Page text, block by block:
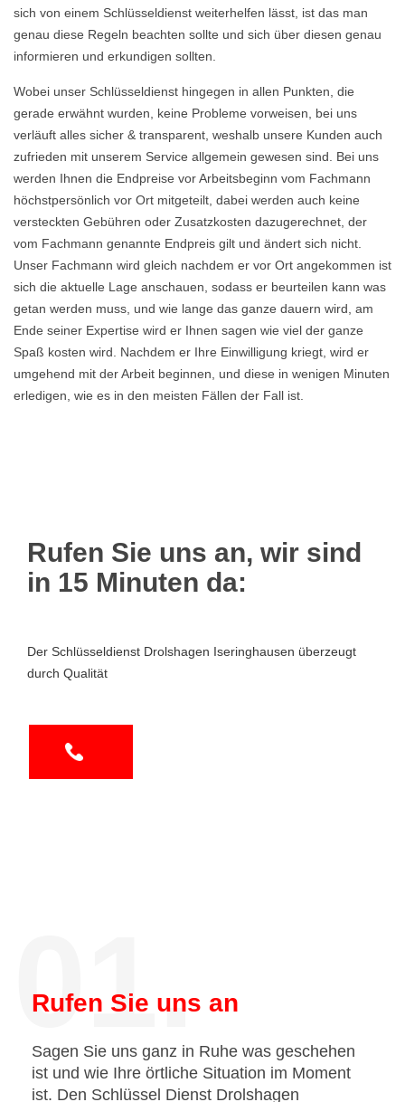
sich von einem Schlüsseldienst weiterhelfen lässt, ist das man
genau diese Regeln beachten sollte und sich über diesen genau
informieren und erkundigen sollten.
Wobei unser Schlüsseldienst hingegen in allen Punkten, die
gerade erwähnt wurden, keine Probleme vorweisen, bei uns
verläuft alles sicher & transparent, weshalb unsere Kunden auch
zufrieden mit unserem Service allgemein gewesen sind. Bei uns
werden Ihnen die Endpreise vor Arbeitsbeginn vom Fachmann
höchstpersönlich vor Ort mitgeteilt, dabei werden auch keine
versteckten Gebühren oder Zusatzkosten dazugerechnet, der
vom Fachmann genannte Endpreis gilt und ändert sich nicht.
Unser Fachmann wird gleich nachdem er vor Ort angekommen ist
sich die aktuelle Lage anschauen, sodass er beurteilen kann was
getan werden muss, und wie lange das ganze dauern wird, am
Ende seiner Expertise wird er Ihnen sagen wie viel der ganze
Spaß kosten wird. Nachdem er Ihre Einwilligung kriegt, wird er
umgehend mit der Arbeit beginnen, und diese in wenigen Minuten
erledigen, wie es in den meisten Fällen der Fall ist.
Rufen Sie uns an, wir sind
in 15 Minuten da:
Der Schlüsseldienst Drolshagen Iseringhausen überzeugt
durch Qualität
01.
Rufen Sie uns an
Sagen Sie uns ganz in Ruhe was geschehen
ist und wie Ihre örtliche Situation im Moment
ist. Den Schlüssel Dienst Drolshagen